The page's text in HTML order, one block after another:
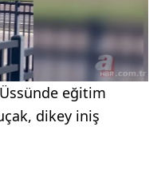
eğitim
dikey iniş